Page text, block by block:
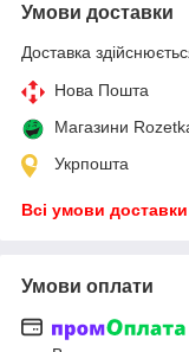
Умови доставки
Доставка
Нова Пошта
Магазини
Укрпошта
Всі умови доставки
Умови оплати